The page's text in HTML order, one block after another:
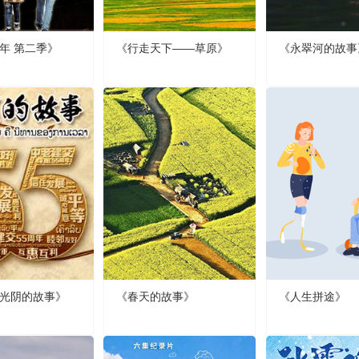
第二季》 《行走天下——草原》 《永翠河的故
阴的故事》 《春天的故事》 《人生拼途》